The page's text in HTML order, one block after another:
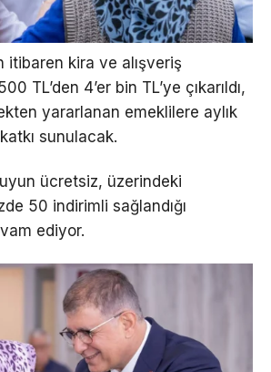
itibaren kira ve alışveriş
TL’den 4’er bin TL’ye çıkarıldı,
yararlanan emeklilere aylık
sunulacak.
ücretsiz, üzerindeki
50 indirimli sağlandığı
ediyor.